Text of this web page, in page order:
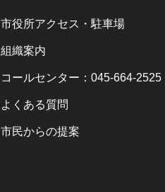
市役所アクセス・駐車場
組織案内
コールセンター：045-664-2525
よくある質問
市民からの提案